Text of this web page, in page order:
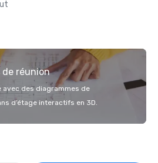
de réunion
avec des diagrammes de
d’étage interactifs en 3D.